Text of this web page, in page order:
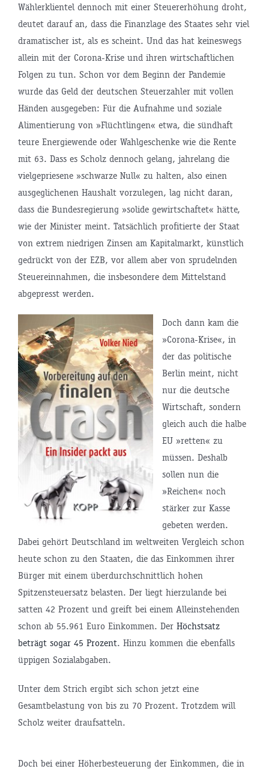
Wählerklientel dennoch mit einer Steuererhöhung droht,
deutet darauf an, dass die Finanzlage des Staates sehr viel
dramatischer ist, als es scheint. Und das hat keineswegs
allein mit der Corona-Krise und ihren wirtschaftlichen
Folgen zu tun. Schon vor dem Beginn der Pandemie
wurde das Geld der deutschen Steuerzahler mit vollen
Händen ausgegeben: Für die Aufnahme und soziale
Alimentierung von »Flüchtlingen« etwa, die sündhaft
teure Energiewende oder Wahlgeschenke wie die Rente
mit 63. Dass es Scholz dennoch gelang, jahrelang die
vielgepriesene »schwarze Null« zu halten, also einen
ausgeglichenen Haushalt vorzulegen, lag nicht daran,
dass die Bundesregierung »solide gewirtschaftet« hätte,
wie der Minister meint. Tatsächlich profitierte der Staat
von extrem niedrigen Zinsen am Kapitalmarkt, künstlich
gedrückt von der EZB, vor allem aber von sprudelnden
Steuereinnahmen, die insbesondere dem Mittelstand
abgepresst werden.
Doch dann kam die
»Corona-Krise«, in
der das politische
Berlin meint, nicht
nur die deutsche
Wirtschaft, sondern
gleich auch die halbe
EU »retten« zu
müssen. Deshalb
sollen nun die
»Reichen« noch
stärker zur Kasse
gebeten werden.
Dabei gehört Deutschland im weltweiten Vergleich schon
heute schon zu den Staaten, die das Einkommen ihrer
Bürger mit einem überdurchschnittlich hohen
Spitzensteuersatz belasten. Der liegt hierzulande bei
satten 42 Prozent und greift bei einem Alleinstehenden
schon ab 55.961 Euro Einkommen. Der Höchstsatz
beträgt sogar 45 Prozent. Hinzu kommen die ebenfalls
üppigen Sozialabgaben.
Unter dem Strich ergibt sich schon jetzt eine
Gesamtbelastung von bis zu 70 Prozent. Trotzdem will
Scholz weiter draufsatteln.
Doch bei einer Höherbesteuerung der Einkommen, die in